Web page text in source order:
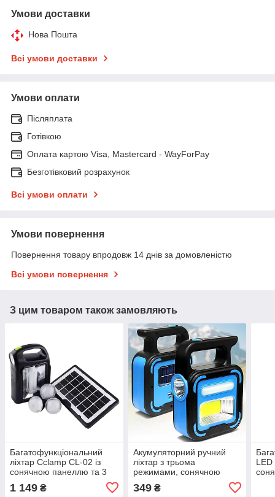
Умови доставки
Нова Пошта
Всі умови доставки
Умови оплати
Післяплата
Готівкою
Оплата картою Visa, Mastercard - WayForPay
Безготівковий розрахунок
Всі умови оплати
Умови повернення
Повернення товару впродовж 14 днів за домовленістю
Всі умови повернення
З цим товаром також замовляють
Багатофункціональний
ліхтар Cclamp CL-02 із
сонячною панеллю та 3
1 149 ₴
Акумуляторний ручний
ліхтар з трьома
режимами, сонячною
панеллю та Power Bank
Bailong JD-925
349₴
LED